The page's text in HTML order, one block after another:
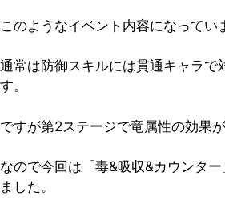
このようなイベント内容になってい
通常は防御スキルには貫通キャラで
す。
ですが第2ステージで竜属性の効果が
なので今回は「毒&吸収&カウンタ
ました。